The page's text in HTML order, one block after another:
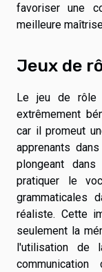
favoriser une
meilleure
Jeux de
Le jeu de rôle
extrêmement
car il promeut
apprenants
plongeant
pratiquer le
grammaticales
réaliste. Cette
seulement la
l'utilisation de